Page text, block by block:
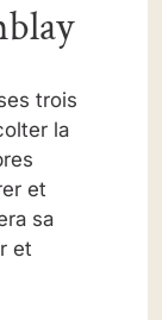
trois
la
et
sa
et